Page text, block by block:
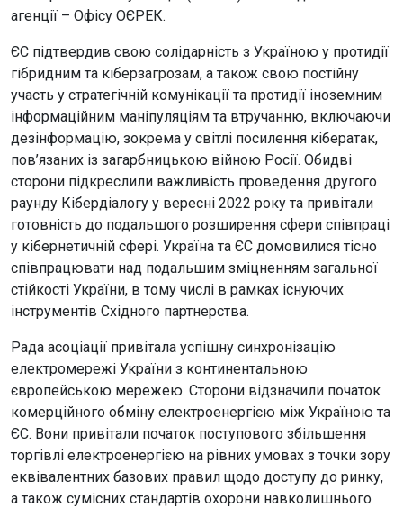
агенції – Офісу ОЄРЕК.
ЄС підтвердив свою солідарність з Україною у протидії
гібридним та кіберзагрозам, а також свою постійну
участь у стратегічній комунікації та протидії іноземним
інформаційним маніпуляціям та втручанню, включаючи
дезінформацію, зокрема у світлі посилення кібератак,
пов’язаних із загарбницькою війною Росії. Обидві
сторони підкреслили важливість проведення другого
раунду Кібердіалогу у вересні 2022 року та привітали
готовність до подальшого розширення сфери співпраці
у кібернетичній сфері. Україна та ЄС домовилися тісно
співпрацювати над подальшим зміцненням загальної
стійкості України, в тому числі в рамках існуючих
інструментів Східного партнерства.
Рада асоціації привітала успішну синхронізацію
електромережі України з континентальною
європейською мережею. Сторони відзначили початок
комерційного обміну електроенергією між Україною та
ЄС. Вони привітали початок поступового збільшення
торгівлі електроенергією на рівних умовах з точки зору
еквівалентних базових правил щодо доступу до ринку,
а також сумісних стандартів охорони навколишнього